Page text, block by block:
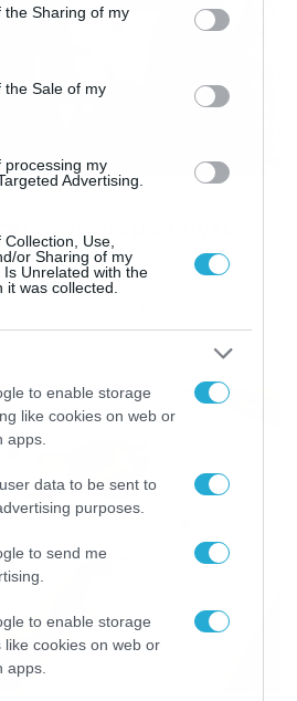
usage behaviour. You may click to
Google and its third-party tags to
purposes in below Google
the Sharing of my
the Sale of my
processing my
Advertising.
Use,
or Sharing of my
Unrelated with the
was collected.
to enable storage
like cookies on web or
apps.
data to be sent to
purposes.
to send me
to enable storage
like cookies on web or
apps.
για να μαθαίνεις
στο γιο του Το 1915, σε ηλικία
ζούσε στο Βερολίνο, ενώ η
Mileva, και οι δύο γιοι τους,
Eduard «Tete» Αϊνστάιν, ζούσαν
του ίδιου έτους, έχοντας
των δύο σελίδων